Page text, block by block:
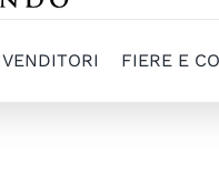
FIERE E